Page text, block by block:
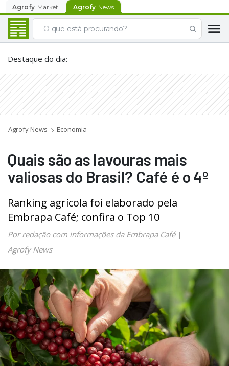
Agrofy Market Agrofy News
Destaque do dia:
Agrofy News Economia
Quais são as lavouras mais
valiosas do Brasil? Café é o 4º
Ranking agrícola foi elaborado pela
Embrapa Café; confira o Top 10
Por redação com informações da Embrapa Café|
Agrofy News